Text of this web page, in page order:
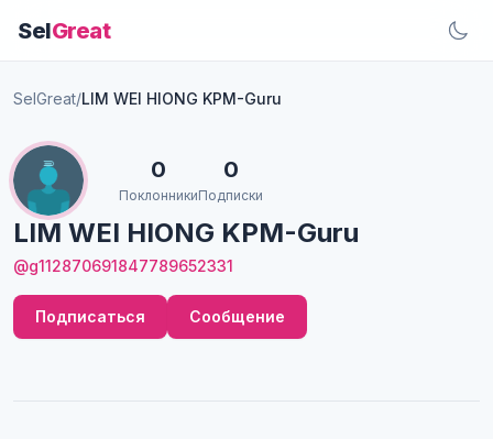
SelGreat
SelGreat/LIM WEI HIONG KPM-Guru
LIM WEI HIONG KPM-Guru
@g112870691847789652331
0
Поклонники
0
Подписки
Подписаться Сообщение